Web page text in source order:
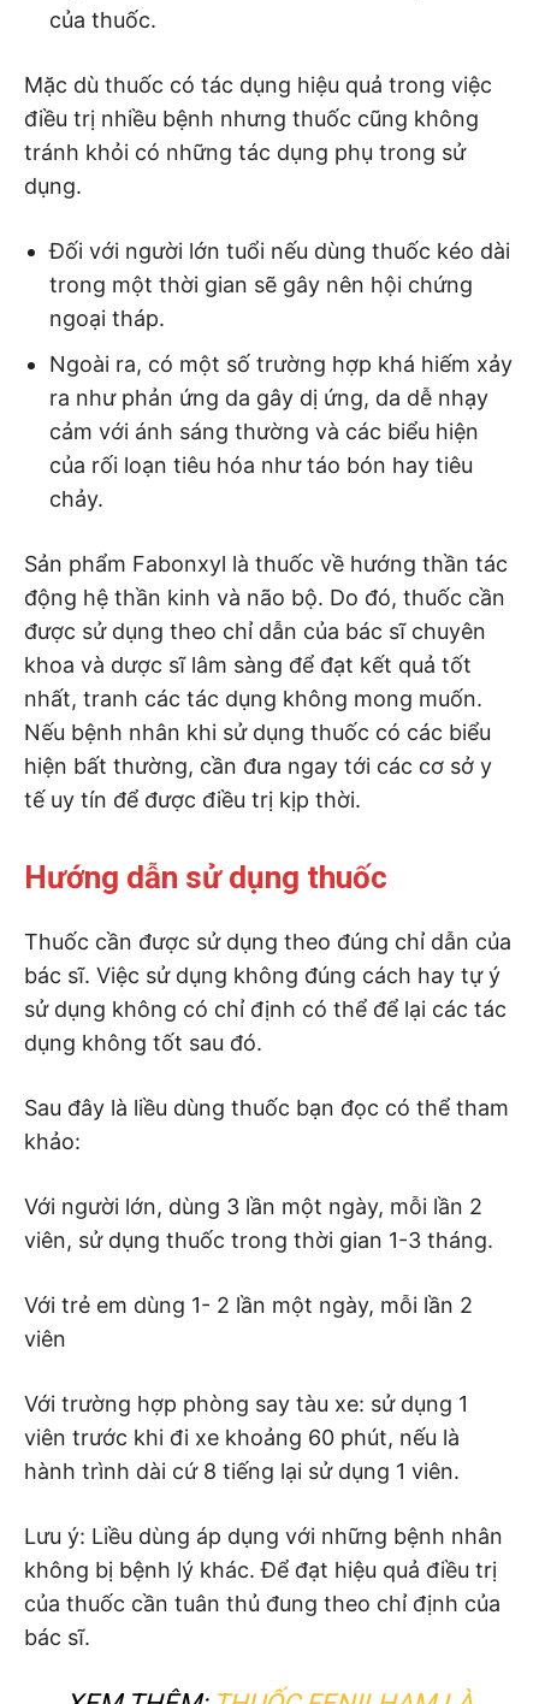
của thuốc.
Mặc dù thuốc có tác dụng hiệu quả trong việc
điều trị nhiều bệnh nhưng thuốc cũng không
tránh khỏi có những tác dụng phụ trong sử
dụng.
Đối với người lớn tuổi nếu dùng thuốc kéo dài
trong một thời gian sẽ gây nên hội chứng
ngoại tháp.
Ngoài ra, có một số trường hợp khá hiếm xảy
ra như phản ứng da gây dị ứng, da dễ nhạy
cảm với ánh sáng thường và các biểu hiện
của rối loạn tiêu hóa như táo bón hay tiêu
chảy.
Sản phẩm Fabonxyl là thuốc về hướng thần tác
động hệ thần kinh và não bộ. Do đó, thuốc cần
được sử dụng theo chỉ dẫn của bác sĩ chuyên
khoa và dược sĩ lâm sàng để đạt kết quả tốt
nhất, tranh các tác dụng không mong muốn.
Nếu bệnh nhân khi sử dụng thuốc có các biểu
hiện bất thường, cần đưa ngay tới các cơ sở y
tế uy tín để được điều trị kịp thời.
Hướng dẫn sử dụng thuốc
Thuốc cần được sử dụng theo đúng chỉ dẫn của
bác sĩ. Việc sử dụng không đúng cách hay tự ý
sử dụng không có chỉ định có thể để lại các tác
dụng không tốt sau đó.
Sau đây là liều dùng thuốc bạn đọc có thể tham
khảo:
Với người lớn, dùng 3 lần một ngày, mỗi lần 2
viên, sử dụng thuốc trong thời gian 1-3 tháng.
Với trẻ em dùng 1- 2 lần một ngày, mỗi lần 2
viên
Với trường hợp phòng say tàu xe: sử dụng 1
viên trước khi đi xe khoảng 60 phút, nếu là
hành trình dài cứ 8 tiếng lại sử dụng 1 viên.
Lưu ý: Liều dùng áp dụng với những bệnh nhân
không bị bệnh lý khác. Để đạt hiệu quả điều trị
của thuốc cần tuân thủ đung theo chỉ định của
bác sĩ.